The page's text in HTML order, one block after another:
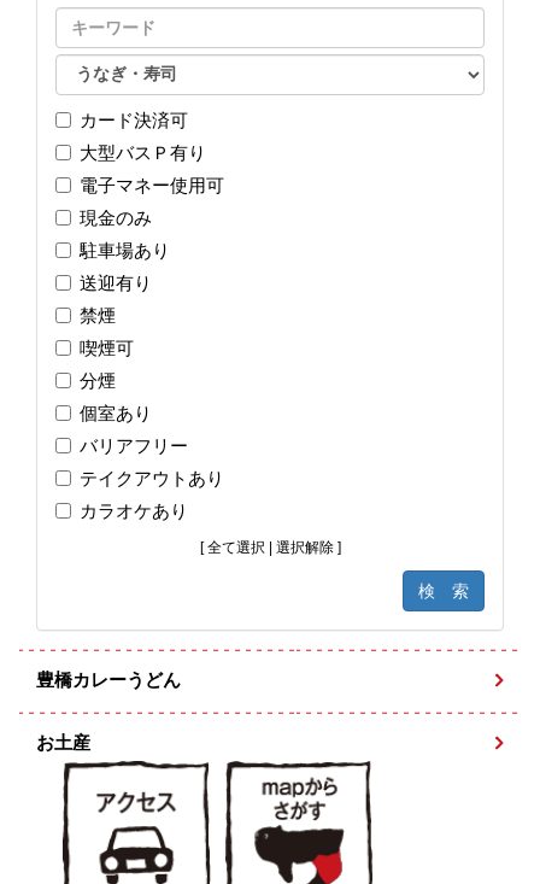
カード決済可
大型バスＰ有り
電子マネー使用可
現金のみ
駐車場あり
送迎有り
禁煙
喫煙可
分煙
個室あり
バリアフリー
テイクアウトあり
カラオケあり
[全て選択 選択解除]
豊橋カレーうどん
お土産